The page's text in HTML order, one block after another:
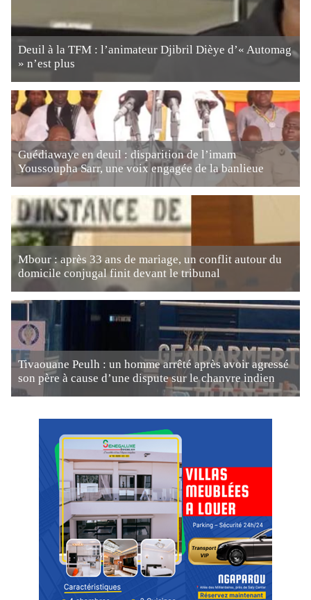
Deuil à la TFM : l’animateur Djibril Dièye d’« Automag
» n’est plus
Guédiawaye en deuil : disparition de l’imam
Youssoupha Sarr, une voix engagée de la banlieue
Mbour : après 33 ans de mariage, un conflit autour du
domicile conjugal finit devant le tribunal
Tivaouane Peulh : un homme arrêté après avoir agressé
son père à cause d’une dispute sur le chanvre indien